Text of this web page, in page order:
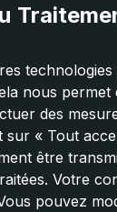
nous
des
sur « Tout
être
Votre
pouvez